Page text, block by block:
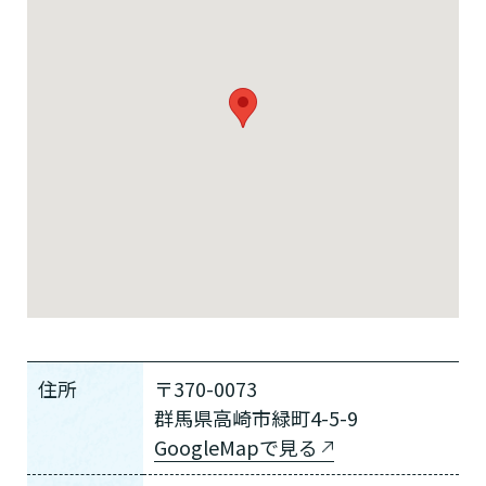
住所
〒370-0073
群馬県高崎市緑町4-5-9
GoogleMapで見る